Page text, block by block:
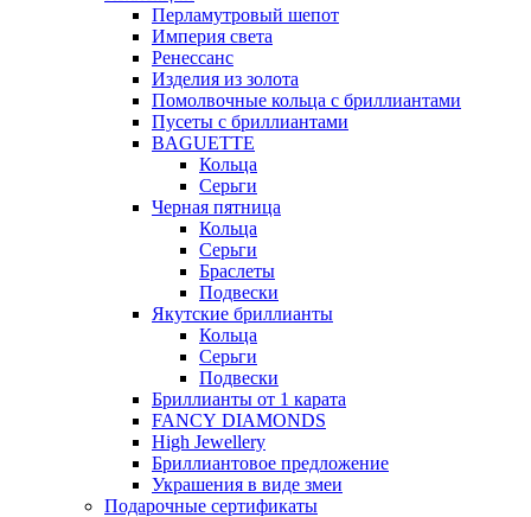
Перламутровый шепот
Империя света
Ренессанс
Изделия из золота
Помолвочные кольца с бриллиантами
Пусеты с бриллиантами
BAGUETTE
Кольца
Серьги
Черная пятница
Кольца
Серьги
Браслеты
Подвески
Якутские бриллианты
Кольца
Серьги
Подвески
Бриллианты от 1 карата
FANCY DIAMONDS
High Jewellery
Бриллиантовое предложение
Украшения в виде змеи
Подарочные сертификаты